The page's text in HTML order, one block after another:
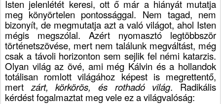
Isten jelenlétét keresi, ott ő már a hiányát mutatja
meg könyörtelen pontossággal. Nem tagad, nem
bizonyít, de megmutatja azt a való világot, ahol Isten
mégis megszólal. Azért nyomasztó legtöbbször
történetszövése, mert nem találunk megváltást, még
csak a távoli horizonton sem sejlik fel némi katarzis.
Olyan világ az övé, ami még Kálvin és a hollandok
totálisan romlott világához képest is megrettentő,
mert zárt, körkörös, és rothadó világ. Radikális
kérdést fogalmaztat meg vele ez a világvalóság: